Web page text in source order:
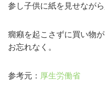
参し子供に紙を見せなが
癇癪を起こさずに買い物
お忘れなく。
参考元： 厚生労働省